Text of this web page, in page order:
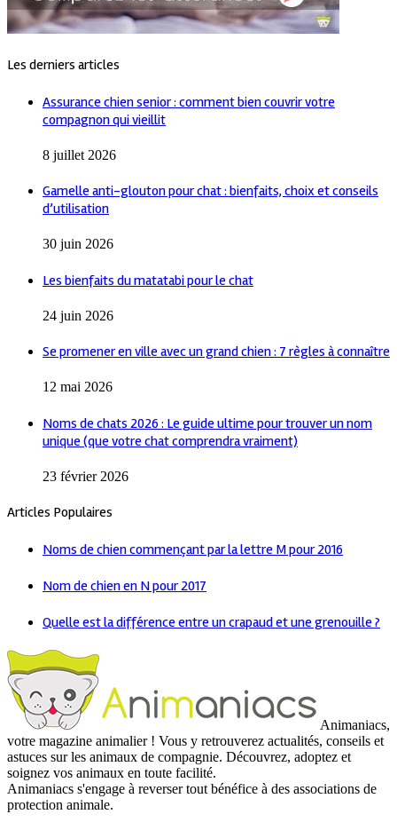
Les derniers articles
Assurance chien senior : comment bien couvrir votre
compagnon qui vieillit
8 juillet 2026
Gamelle anti-glouton pour chat : bienfaits, choix et conseils
d’utilisation
30 juin 2026
Les bienfaits du matatabi pour le chat
24 juin 2026
Se promener en ville avec un grand chien : 7 règles à connaître
12 mai 2026
Noms de chats 2026 : Le guide ultime pour trouver un nom
unique (que votre chat comprendra vraiment)
23 février 2026
Articles Populaires
Noms de chien commençant par la lettre M pour 2016
Nom de chien en N pour 2017
Quelle est la différence entre un crapaud et une grenouille ?
Animaniacs,
votre magazine animalier ! Vous y retrouverez actualités, conseils et
astuces sur les animaux de compagnie. Découvrez, adoptez et
soignez vos animaux en toute facilité.
Animaniacs s'engage à reverser tout bénéfice à des associations de
protection animale.